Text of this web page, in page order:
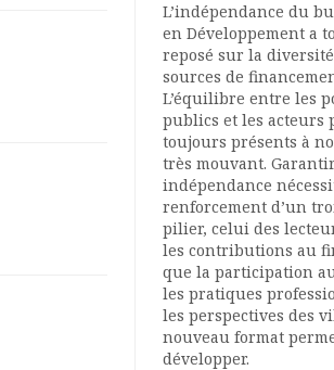
L’indépendance du
en Développement a
reposé sur la diversité
sources de
L’équilibre entre les
publics et les acteurs
toujours présents à
très mouvant.
indépendance
renforcement d’un
pilier, celui des
les contributions au
que la participation
les pratiques
les perspectives des
nouveau format
développer.